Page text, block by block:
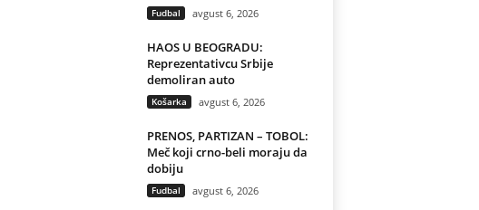
Fudbal avgust 6, 2026
HAOS U BEOGRADU:
Reprezentativcu Srbije
demoliran auto
Košarka avgust 6, 2026
PRENOS, PARTIZAN – TOBOL:
Meč koji crno-beli moraju da
dobiju
Fudbal avgust 6, 2026